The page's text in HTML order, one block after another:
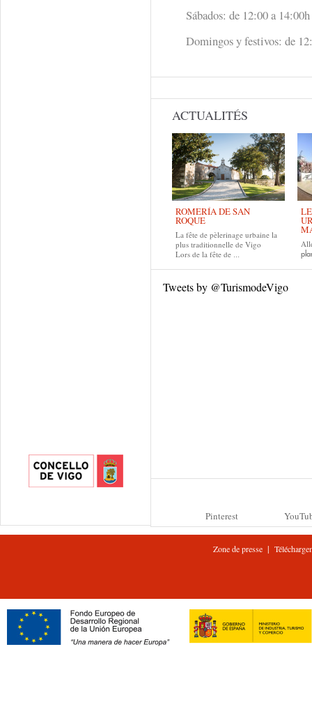
Sábados: de 12:00 a
Domingos y festivos: de
ACTUALITÉS
ROMERÍA DE SAN
ROQUE
La fête de pèlerinage urbaine la
plus traditionnelle de Vigo
Lors de la fête de ...
Tweets by @TurismodeVigo
Pinterest
Zone de presse |